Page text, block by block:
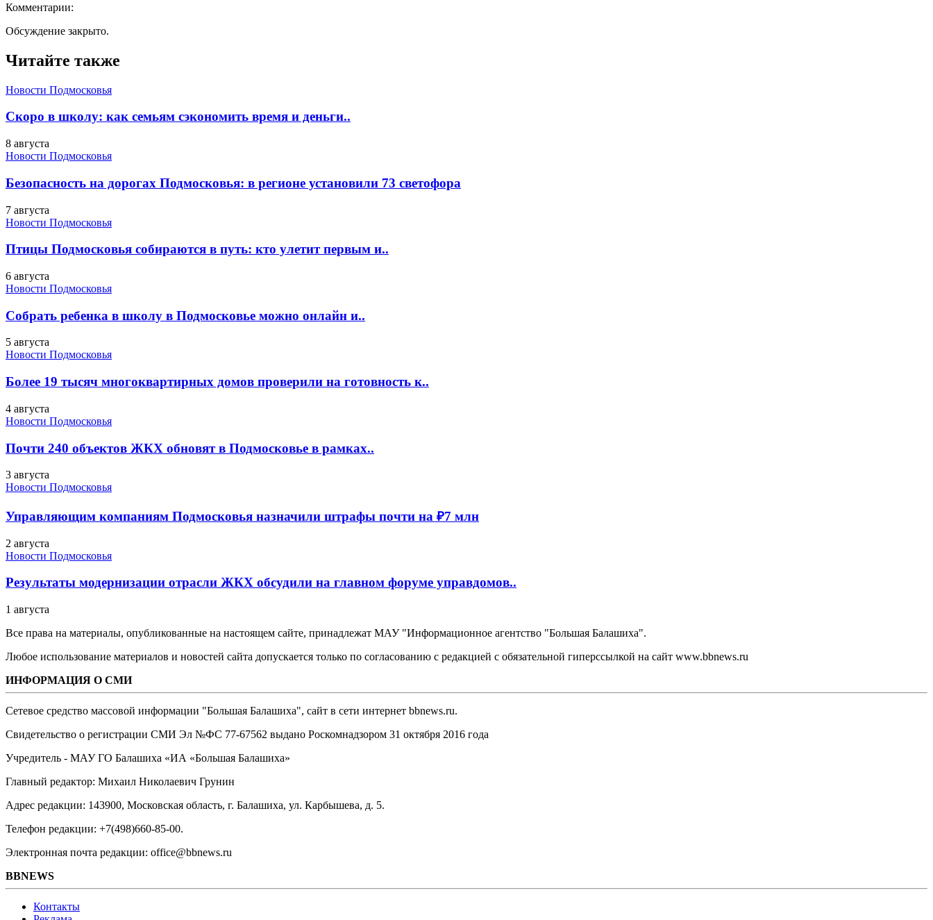
Комментарии:
Обсуждение закрыто.
Читайте также
Новости Подмосковья
Скоро в школу: как семьям сэкономить время и деньги..
8 августа
Новости Подмосковья
Безопасность на дорогах Подмосковья: в регионе установили 73 светофора
7 августа
Новости Подмосковья
Птицы Подмосковья собираются в путь: кто улетит первым и..
6 августа
Новости Подмосковья
Собрать ребенка в школу в Подмосковье можно онлайн и..
5 августа
Новости Подмосковья
Более 19 тысяч многоквартирных домов проверили на готовность к..
4 августа
Новости Подмосковья
Почти 240 объектов ЖКХ обновят в Подмосковье в рамках..
3 августа
Новости Подмосковья
Управляющим компаниям Подмосковья назначили штрафы почти на ₽7 млн
2 августа
Новости Подмосковья
Результаты модернизации отрасли ЖКХ обсудили на главном форуме управдомов..
1 августа
Все права на материалы, опубликованные на настоящем сайте, принадлежат МАУ "Информационное агентство "Большая Балашиха".
Любое использование материалов и новостей сайта допускается только по согласованию с редакцией с обязательной гиперссылкой на сайт www.bbnews.ru
ИНФОРМАЦИЯ О СМИ
Сетевое средство массовой информации "Большая Балашиха", сайт в сети интернет bbnews.ru.
Свидетельство о регистрации СМИ Эл №ФС ‎77-67562 выдано Роскомнадзором 31 октября 2016 года
Учредитель - МАУ ГО Балашиха «ИА «Большая Балашиха»
Главный редактор: Михаил Николаевич Грунин
Адрес редакции: 143900, Московская область, г. Балашиха, ул. Карбышева, д. 5.
Телефон редакции: +7(498)660-85-00.
Электронная почта редакции: office@bbnews.ru
BBNEWS
Контакты